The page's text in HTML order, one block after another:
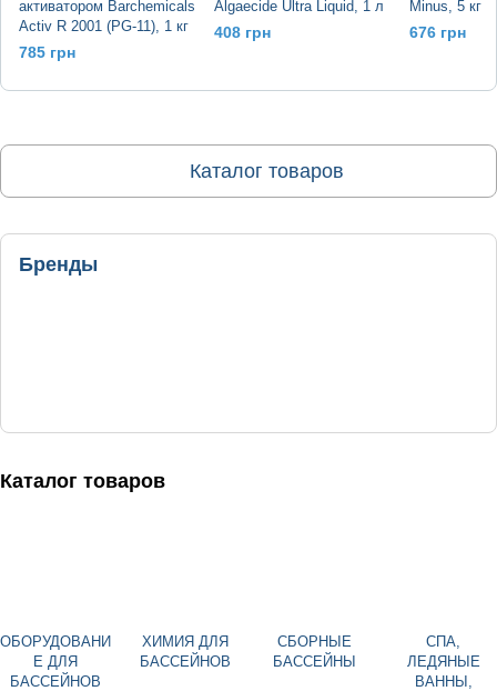
активатором Barchemicals
Activ R 2001 (PG-11), 1 кг
785 грн
Algaecide Ultra Liquid, 1 л
408 грн
Minus, 5 кг
676 грн
Каталог товаров
Бренды
Каталог товаров
ОБОРУДОВАНИ
Е ДЛЯ
БАССЕЙНОВ
ХИМИЯ ДЛЯ
БАССЕЙНОВ
СБОРНЫЕ
БАССЕЙНЫ
СПА,
ЛЕДЯНЫЕ
ВАННЫ,